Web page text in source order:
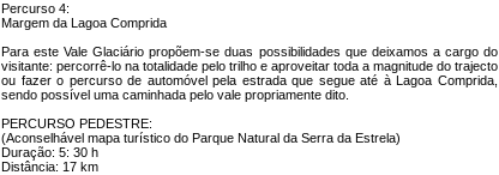
Percurso 4:
Margem da Lagoa Comprida
Para este Vale Glaciário propõem-se duas possibilidades que deixamos a cargo do
visitante: percorrê-lo na totalidade pelo trilho e aproveitar toda a magnitude do trajecto
ou fazer o percurso de automóvel pela estrada que segue até à Lagoa Comprida,
sendo possível uma caminhada pelo vale propriamente dito.
PERCURSO PEDESTRE:
(Aconselhável mapa turístico do Parque Natural da Serra da Estrela)
Duração: 5: 30 h
Distância: 17 km